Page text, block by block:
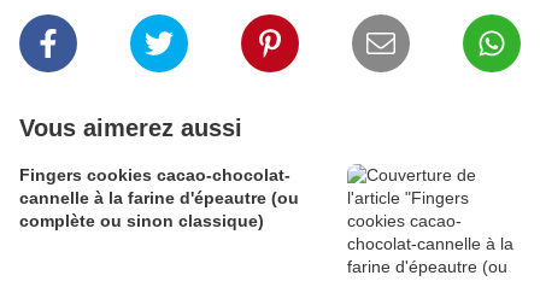
Vous aimerez aussi
Fingers cookies cacao-chocolat-
cannelle à la farine d'épeautre (ou
complète ou sinon classique)